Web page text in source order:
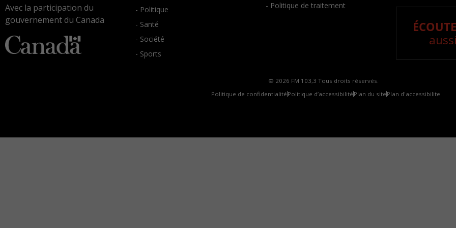
Avec la participation du
gouvernement du Canada
- Politique
- Santé
- Société
- Sports
- Politique de traitement
© 2026 FM 103,3 Tous droits réservés.
Politique de confidentialité Politique d’accessibilité Plan du site Plan d'accessibilite